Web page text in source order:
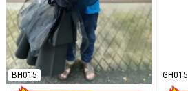
BH015 GH015